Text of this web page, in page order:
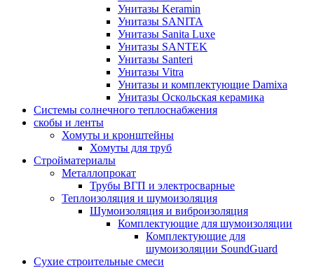
Унитазы Keramin
Унитазы SANITA
Унитазы Sanita Luxe
Унитазы SANTEK
Унитазы Santeri
Унитазы Vitra
Унитазы и комплектующие Damixa
Унитазы Оскольская керамика
Системы солнечного теплоснабжения
скобы и ленты
Хомуты и кронштейны
Хомуты для труб
Стройматериалы
Металлопрокат
Трубы ВГП и электросварные
Теплоизоляция и шумоизоляция
Шумоизоляция и виброизоляция
Комплектующие для шумоизоляции
Комплектующие для
шумоизоляции SoundGuard
Сухие строительные смеси